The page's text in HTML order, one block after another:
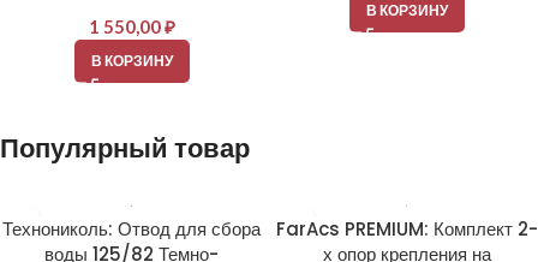
1 550,00₽
В КОРЗИНУ
В КОРЗИНУ
Популярный товар
Технониколь: Отвод для сбора
воды 125/82 Темно-
FarAcs PREMIUM: Комплект 2-
х опор крепления на